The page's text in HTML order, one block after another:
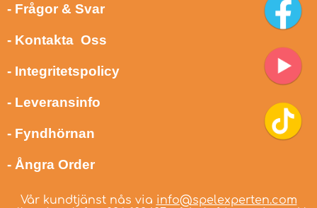
- Frågor & Svar
- Kontakta Oss
- Integritetspolicy
- Leveransinfo
- Fyndhörnan
- Ångra Order
Vår kundtjänst nås via info@spelexperten.com